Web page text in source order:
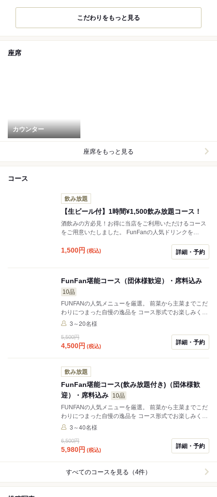
こだわりをもっと見る
座席
カウンター
座席をもっと見る
コース
飲み放題
【生ビール付】1時間¥1,500飲み放題コース！
酒飲みの方必見！お得に当店をご利用いただけるコース
をご用意いたしました。 FunFanの人気ドリンクを
利用ください！
1,500円 (税込) 詳細・予約
FunFan堪能コース（団体様歓迎）・席料込み
10品
FUNFANの人気メニューを厳選。 前菜から主菜までこだ
わりにつまった自慢の逸品を コース形式でお楽しみくだ
さい。3～20名様
5,500円
4,500円 (税込)
詳細・予約
飲み放題
FunFan堪能コース(飲み放題付き)（団体様歓
迎）・席料込み
10品
FUNFANの人気メニューを厳選。 前菜から主菜までこだ
わりにつまった自慢の逸品を コース形式でお楽しみくだ
さい。 団体様大歓迎！ ※生ビールは別料金¥500/1名頂3～40名様
6,500円
5,980円 (税込)
詳細・予約
すべてのコースを見る（4件）